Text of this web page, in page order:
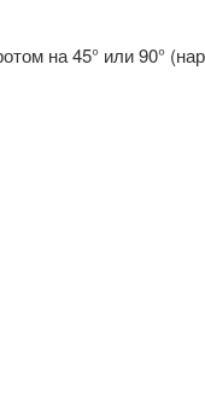
на 45° или 90°